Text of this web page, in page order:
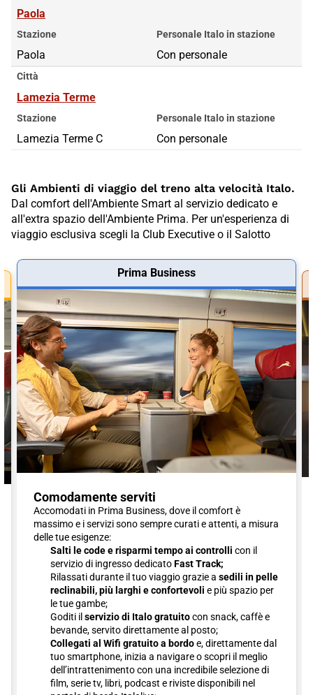
Paola
Stazione
Paola
Personale Italo in stazione
Con personale
Città
Lamezia Terme
Stazione
Lamezia Terme C
Personale Italo in stazione
Con personale
Gli Ambienti di viaggio del treno alta velocità Italo.
Dal comfort dell'Ambiente Smart al servizio dedicato e
all'extra spazio dell'Ambiente Prima. Per un'esperienza di
viaggio esclusiva scegli la Club Executive o il Salotto
Prima Business
Comodamente serviti
Accomodati in Prima Business, dove il comfort è
massimo e i servizi sono sempre curati e attenti, a misura
delle tue esigenze:
Salti le code e risparmi tempo ai controlli con il
servizio di ingresso dedicatoFast Track;
Rilassati durante il tuo viaggio grazie a sedili in pelle
reclinabili, più larghi e confortevoli e più spazio per
le tue gambe;
Goditi il servizio di Italo gratuitocon snack, caffè e
bevande, servito direttamente al posto;
Collegati al Wifi gratuito a bordoe, direttamente dal
tuo smartphone, inizia a navigare o scopri il meglio
dell’intrattenimento con una incredibile selezione di
film, serie tv, libri, podcast e riviste disponibili nel